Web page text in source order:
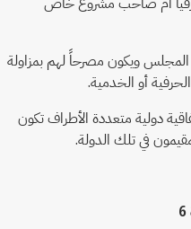
ويكون مصرحاً لهم بمزاولة
أو الخدمية.
دولية متعددة الأطراف تكون
في تلك الدولة.